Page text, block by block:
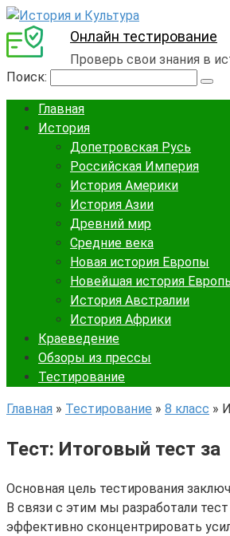
Онлайн тестирование
Проверь свои знания в
Поиск:
Главная
История
Допетровская Русь
Российская Империя
История Америки
История Азии
Древний мир
Средние века
Новая история Европы
Новейшая история
История Австралии
История Африки
Краеведение
Обзоры из прессы
Тестирование
Главная » Тестирование » 8 класс »
Тест: Итоговый тест за
Основная цель тестирования
В связи с этим мы разработали
эффективно сконцентрировать